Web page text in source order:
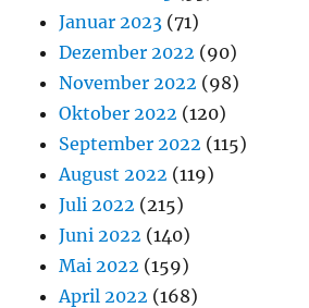
Januar 2023 (71)
Dezember 2022 (90)
November 2022 (98)
Oktober 2022 (120)
September 2022 (115)
August 2022 (119)
Juli 2022 (215)
Juni 2022 (140)
Mai 2022 (159)
April 2022 (168)